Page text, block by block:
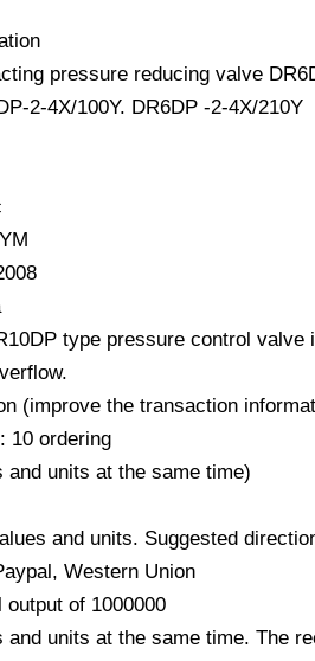
pressure reducing valve
2-4X/100Y. DR6DP -2-4X/210Y
type pressure control
(improve the transaction
10 ordering
units at the same time)
​​and units. Suggested
Western Union
of 1000000
​​and units at the same time. The